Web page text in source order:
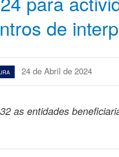
de
24 de Abril de 2024
as entidades